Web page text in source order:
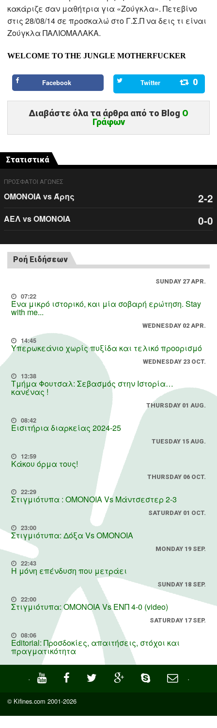
κακάριζε σαν μαθήτρια για «Ζούγκλα». Πετεβίνο
στις 28/08/14 σε προσκαλώ στο Γ.Σ.Π να δεις τι είναι
Ζούγκλα ΠΑΛΙΟΜΑΛΑΚΑ.
WELCOME TO THE JUNGLE MOTHERFUCKER
Facebook Twitter 0
Διαβάστε όλα τα άρθρα από το Blog O
Γράφων
Στατιστικά
ΠΡΟΣΦΑΤΟΙ ΑΓΩΝΕΣ
ΟΜΟΝΟΙΑ vs Άρης 2-2
ΑΕΛ vs ΟΜΟΝΟΙΑ 0-0
Ροή Ειδήσεων
SUNDAY 27 APR.
07:22
Ένα μικρό ιστορικό, και μία σοβαρή ερώτηση. Stay
with me...
WEDNESDAY 02 APR.
14:45
Υπερωκεάνιο χωρίς πυξίδα και τελικό προορισμό
WEDNESDAY 23 OCT.
13:38
Τμήμα Φουτσαλ: Σεβασμός στην Ιστορία…
κανένας !
THURSDAY 01 AUG.
08:42
Εισιτήρια διαρκείας 2024-25
TUESDAY 15 AUG.
12:59
Κάκου όρμα τους!
THURSDAY 06 OCT.
22:29
Στιγμιότυπα : ΟΜΟΝΟΙΑ Vs Μάντσεστερ 2-3
SATURDAY 01 OCT.
23:00
Στιγμιότυπα: Δόξα Vs OMONOIA
MONDAY 19 SEP.
22:43
Η μόνη επένδυση που μετράει
SUNDAY 18 SEP.
22:00
Στιγμιότυπα: ΟΜΟΝΟΙΑ Vs ΕΝΠ 4-0 (video)
SATURDAY 17 SEP.
08:06
Editorial: Προσδοκίες, απαιτήσεις, στόχοι και
πραγματικότητα
· ·
© Kifines.com 2001-2026